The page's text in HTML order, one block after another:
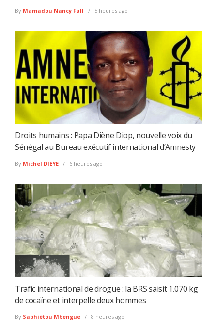
By Mamadou Nancy Fall 5 heures ago
Droits humains : Papa Diène Diop, nouvelle voix du
Sénégal au Bureau exécutif international d’Amnesty
By Michel DIEYE 6 heures ago
Trafic international de drogue : la BRS saisit 1,070 kg
de cocaïne et interpelle deux hommes
By Saphiétou Mbengue 8 heures ago